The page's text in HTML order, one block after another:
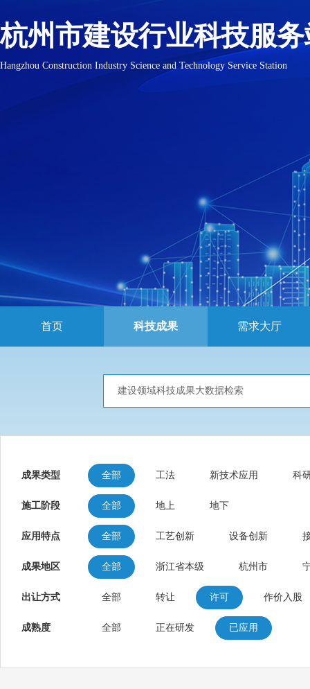
杭州市建设行业科技服
Hangzhou Construction Industry Science and Technology Service Station
首页 科技成果 需求大厅
成果类型 全部 工法 新技术应用 科
施工阶段 全部 地上 地下
应用特点 全部 工艺创新 设备创新
成果地区 全部 浙江省本级 杭州市
出让方式 全部 转让 许可 作价入股
成熟度 全部 正在研发 已应用